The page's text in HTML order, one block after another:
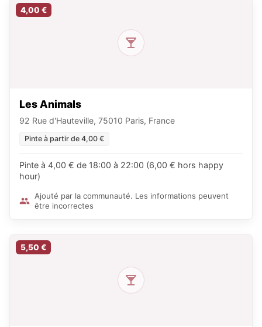
4,00 €
Les Animals
92 Rue d'Hauteville, 75010 Paris, France
Pinte à partir de 4,00 €
Pinte à 4,00 € de 18:00 à 22:00 (6,00 € hors happy
hour)
Ajouté par la communauté. Les informations peuvent
être incorrectes
5,50 €